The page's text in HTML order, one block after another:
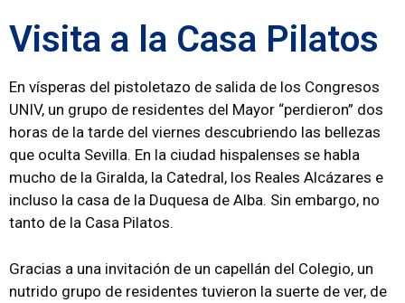
Visita a la Casa Pilatos
En vísperas del pistoletazo de salida de los Congresos
UNIV, un grupo de residentes del Mayor “perdieron” dos
horas de la tarde del viernes descubriendo las bellezas
que oculta Sevilla. En la ciudad hispalenses se habla
mucho de la Giralda, la Catedral, los Reales Alcázares e
incluso la casa de la Duquesa de Alba. Sin embargo, no
tanto de la Casa Pilatos.
Gracias a una invitación de un capellán del Colegio, un
nutrido grupo de residentes tuvieron la suerte de ver, de